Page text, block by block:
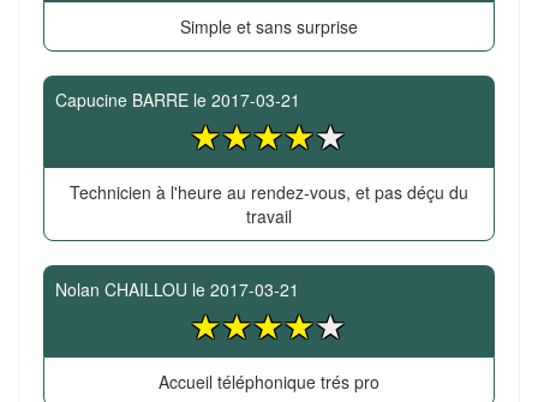
Simple et sans surprise
Capucine BARRE le 2017-03-21
Technicien à l'heure au rendez-vous, et pas déçu du
travail
Nolan CHAILLOU le 2017-03-21
Accueil téléphonique trés pro